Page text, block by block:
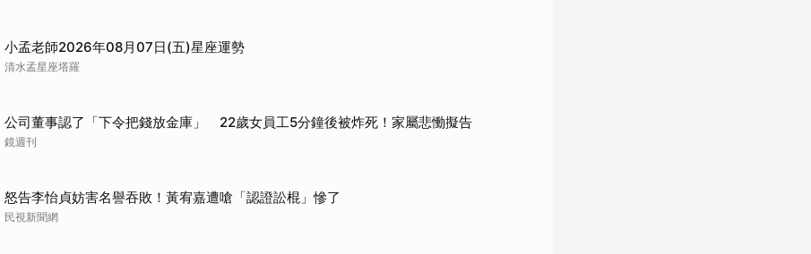
小孟老師2026年08月07日(五)星座運勢
清水孟星座塔羅
公司董事認了「下令把錢放金庫」 22歲女員工5分鐘後被炸死！家屬悲慟擬告
鏡週刊
怒告李怡貞妨害名譽吞敗！黃宥嘉遭嗆「認證訟棍」慘了
民視新聞網